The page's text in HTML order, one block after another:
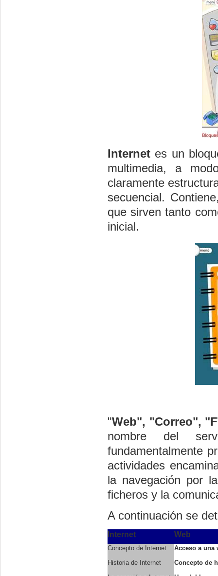
Internet es un
multimedia, a
claramente
secuencial.
que sirven tanto
inicial.
"Web", "Correo",
nombre del
fundamentalmente
actividades
la navegación por
ficheros y la
A continuación se
Internet Web
Concepto de Internet
Historia de Internet
Acceso a una
Concepto de